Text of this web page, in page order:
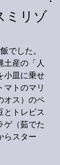
ミリゾ
でした。
土産の「人
小皿に乗せ
マトのマリ
オス）のペ
とトレビス
ゲ（茹でた
らスター